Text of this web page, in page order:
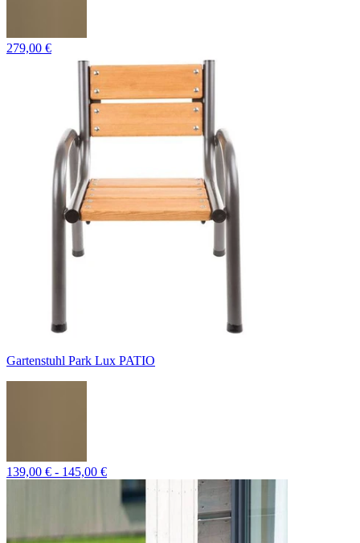
279,00 €
Gartenstuhl Park Lux PATIO
139,00 € - 145,00 €